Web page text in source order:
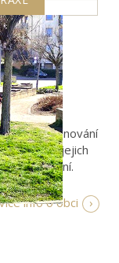
a
na plánování
jejich
rozhodování.
info o obci